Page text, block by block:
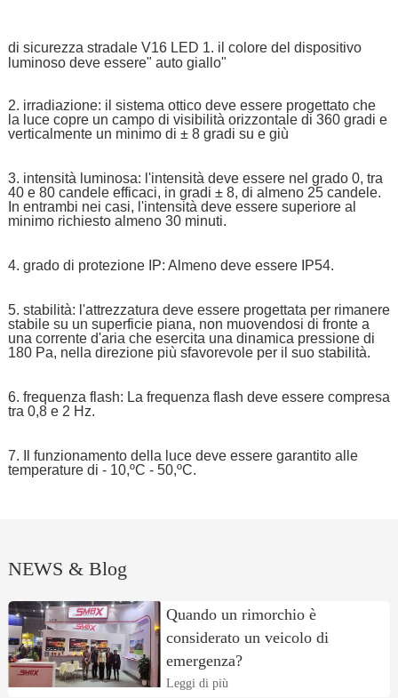
di sicurezza stradale V16 LED 1. il colore del dispositivo
luminoso deve essere" auto giallo"
2. irradiazione: il sistema ottico deve essere progettato che
la luce copre un campo di visibilità orizzontale di 360 gradi e
verticalmente un minimo di ± 8 gradi su e giù
3. intensità luminosa: l'intensità deve essere nel grado 0, tra
40 e 80 candele efficaci, in gradi ± 8, di almeno 25 candele.
In entrambi nei casi, l'intensità deve essere superiore al
minimo richiesto almeno 30 minuti.
4. grado di protezione IP: Almeno deve essere IP54.
5. stabilità: l'attrezzatura deve essere progettata per rimanere
stabile su un superficie piana, non muovendosi di fronte a
una corrente d'aria che esercita una dinamica pressione di
180 Pa, nella direzione più sfavorevole per il suo stabilità.
6. frequenza flash: La frequenza flash deve essere compresa
tra 0,8 e 2 Hz.
7. Il funzionamento della luce deve essere garantito alle
temperature di - 10,ºC - 50,ºC.
NEWS & Blog
Quando un rimorchio è
considerato un veicolo di
emergenza?
Leggi di più